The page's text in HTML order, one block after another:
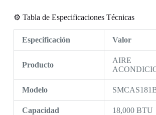
⚙️ Tabla de Especificaciones Técnicas
Especificación Valor
Producto
AIRE
Modelo
Capacidad 18,000 BTU